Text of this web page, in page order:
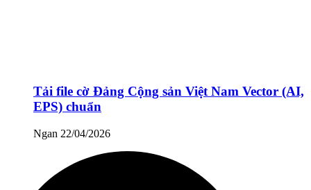
Tải file cờ Đảng Cộng sản Việt Nam Vector (AI,
EPS) chuẩn
Ngan 22/04/2026